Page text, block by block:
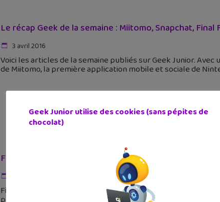
Le récap Geek de la semaine : Miitomo, Snapchat, Final
3 avril 2016
Voici les articles de la semaine publiés sur Geek Junior.
de Miitomo, la première application mobile et sociale de
Final Fantasy XV : un trailer, un dessin animé et un film
Final Fantasy XV va être un des jeux vidéo plus attendus de
Geek Junior utilise des cookies (sans pépites de
chocolat)